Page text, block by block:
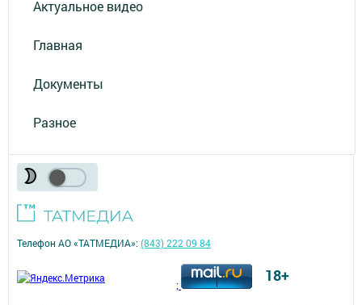
Актуальное видео
Главная
Документы
Разное
Телефон АО «ТАТМЕДИА»:(843) 222 09 84
; 18+